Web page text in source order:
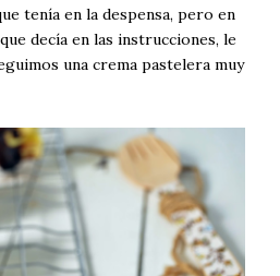
tenía en la despensa, pero en
decía en las instrucciones, le
una crema pastelera muy